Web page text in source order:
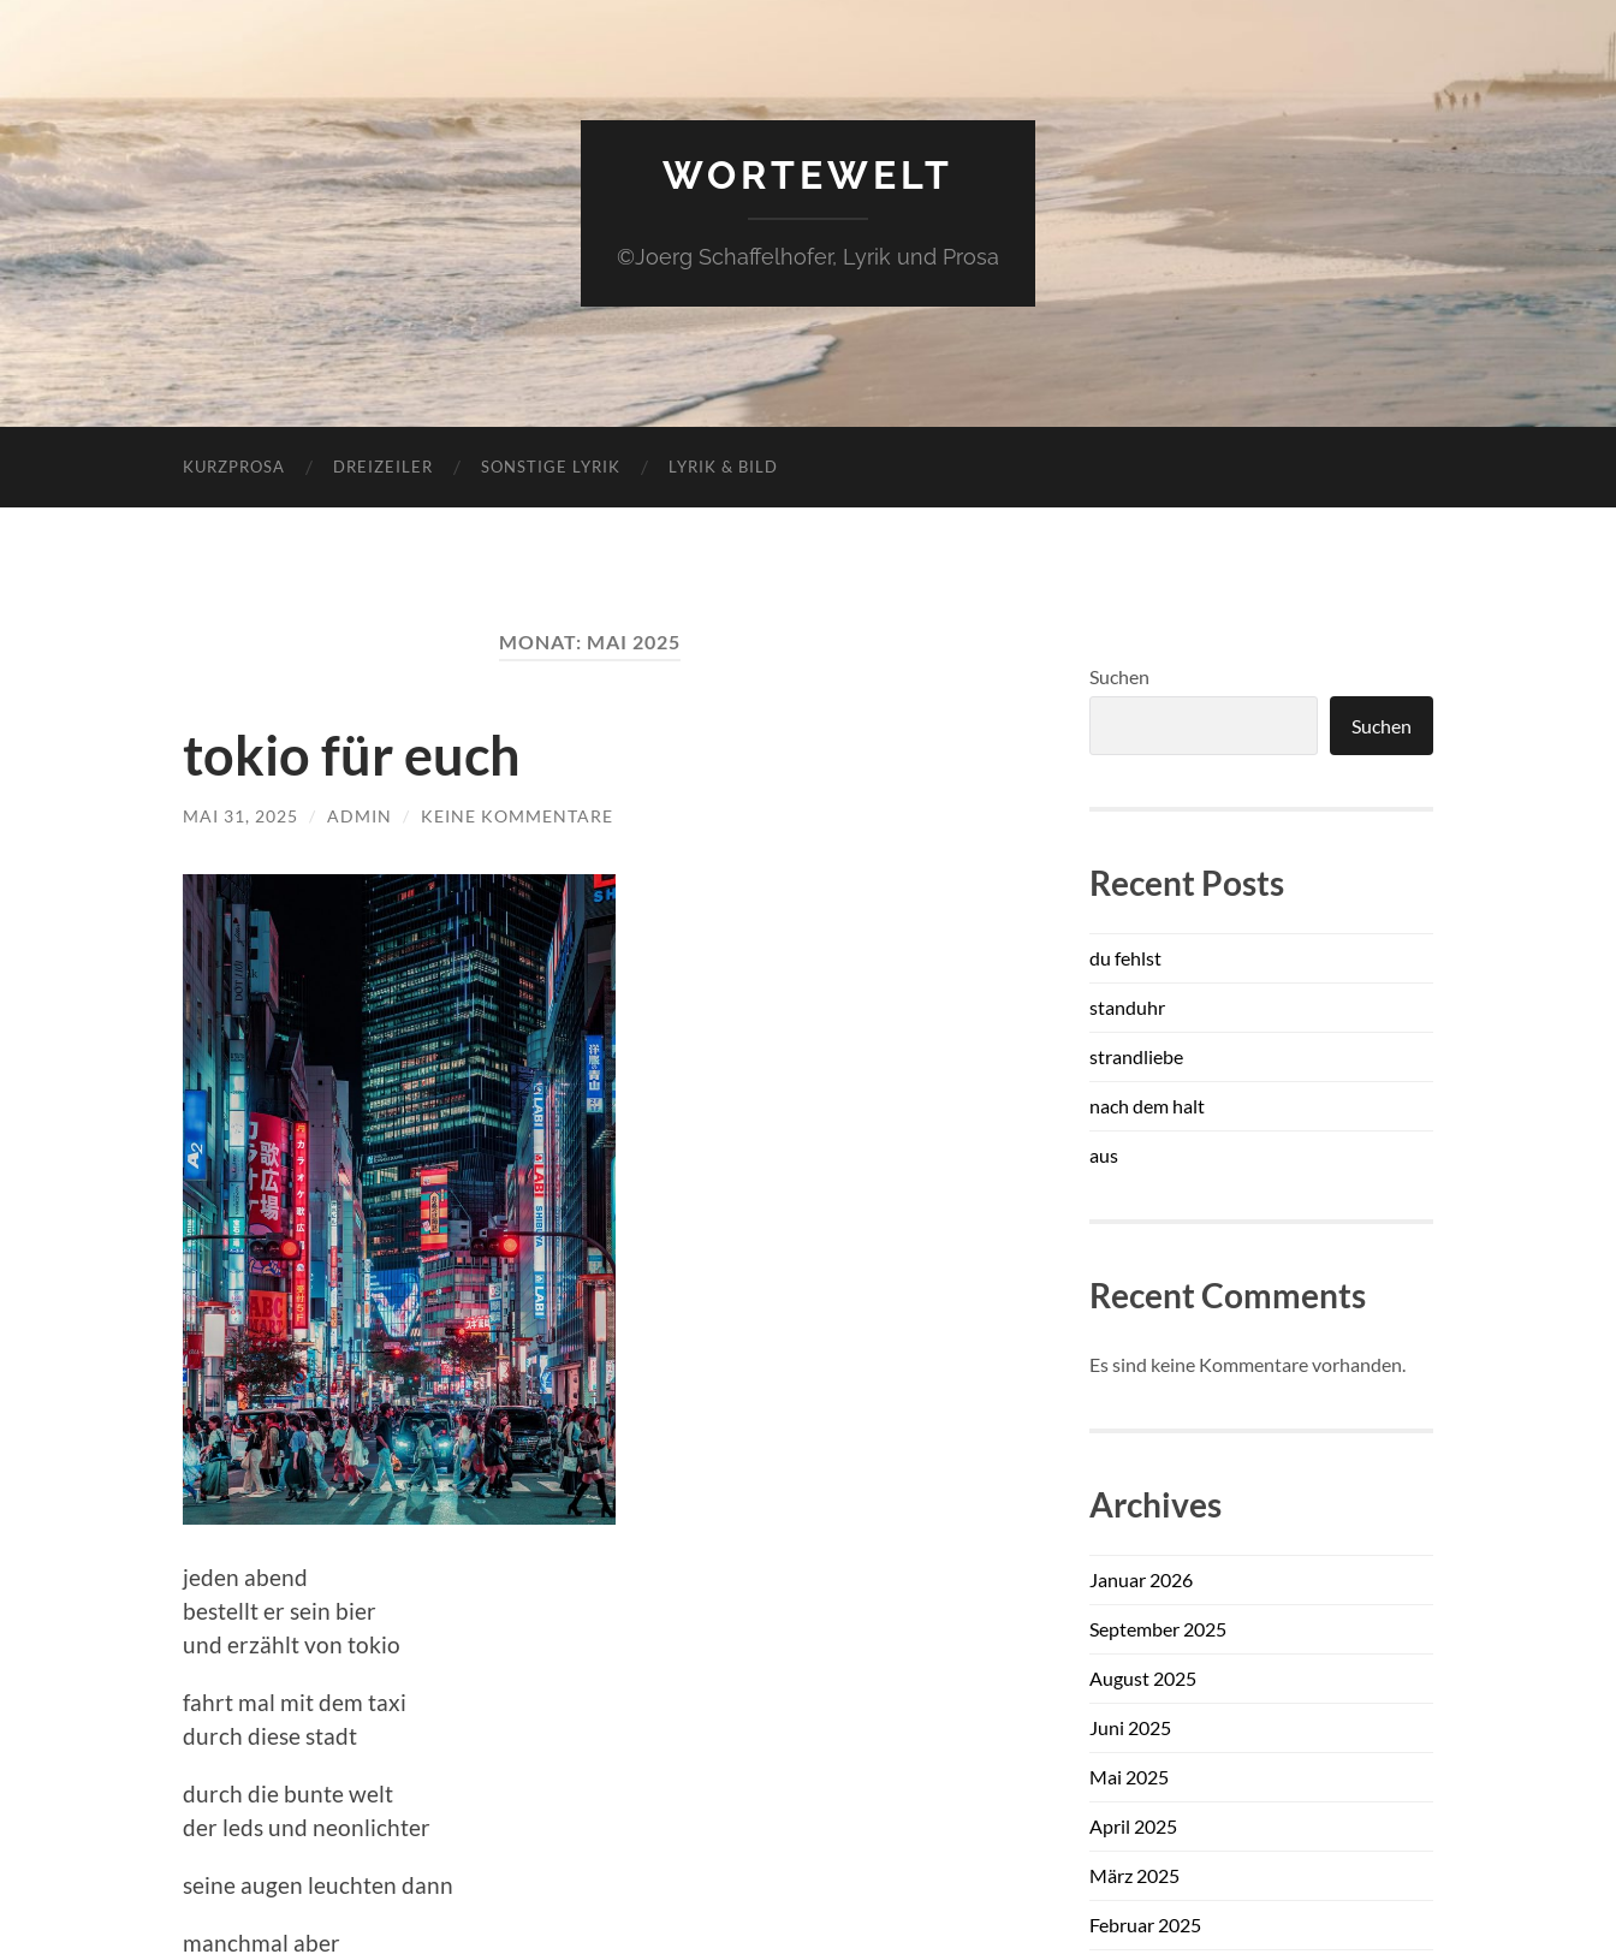
WORTEWELT
©Joerg Schaffelhofer, Lyrik und Prosa
KURZPROSA DREIZEILER SONSTIGE LYRIK LYRIK & BILD
MONAT: MAI 2025
tokio für euch
MAI 31, 2025 / ADMIN / KEINE KOMMENTARE
jeden abend
bestellt er sein bier
und erzählt von tokio
fahrt mal mit dem taxi
durch diese stadt
durch die bunte welt
der leds und neonlichter
seine augen leuchten dann
manchmal aber
Suchen
Suchen
Recent Posts
du fehlst
standuhr
strandliebe
nach dem halt
aus
Recent Comments
Es sind keine Kommentare vorhanden.
Archives
Januar 2026
September 2025
August 2025
Juni 2025
Mai 2025
April 2025
März 2025
Februar 2025